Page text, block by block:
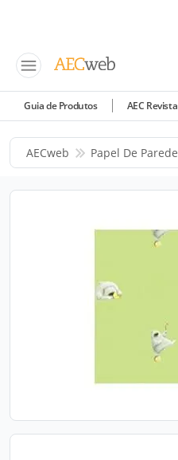
Guia de Produtos AEC Revista
AECweb Papel De Parede